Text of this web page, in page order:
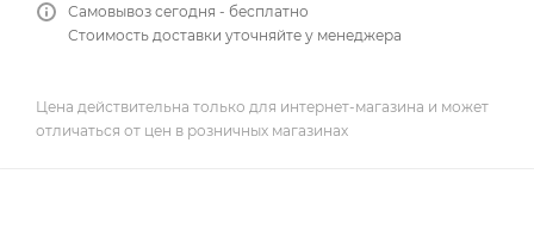
Самовывоз сегодня - бесплатно
Стоимость доставки уточняйте у менеджера
Цена действительна только для интернет-магазина и может
отличаться от цен в розничных магазинах